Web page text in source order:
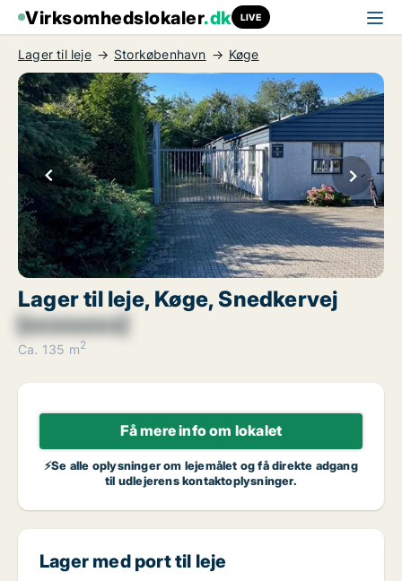
Virksomhedslokaler.dk LIVE
Lager til leje Storkøbenhavn Køge
Lager til leje, Køge, Snedkervej
[xxxxxxxx]
Ca. 135 m2
Få mere info om lokalet
⚡Se alle oplysninger om lejemålet og få direkte adgang
til udlejerens kontaktoplysninger.
Lager med port til leje